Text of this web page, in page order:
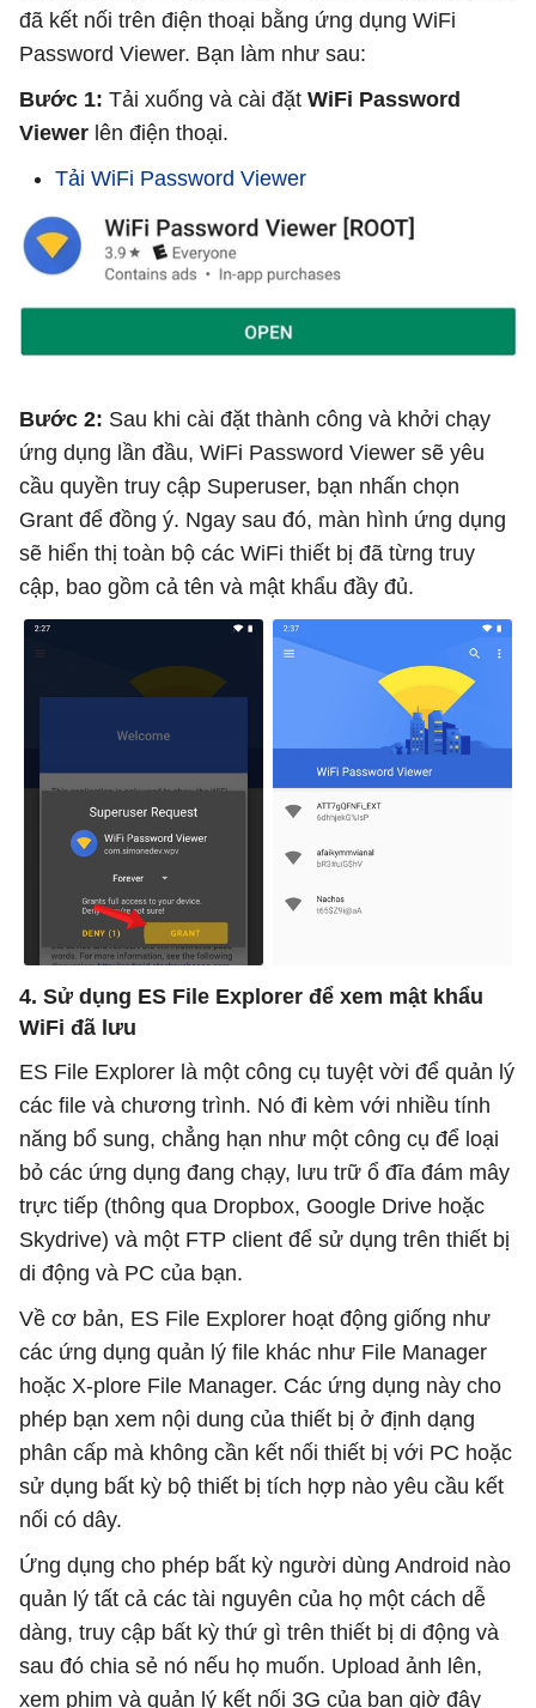
đã kết nối trên điện thoại bằng ứng dụng WiFi
Password Viewer. Bạn làm như sau:
Bước 1: Tải xuống và cài đặt WiFi Password
Viewer lên điện thoại.
Tải WiFi Password Viewer
Bước 2: Sau khi cài đặt thành công và khởi chạy
ứng dụng lần đầu, WiFi Password Viewer sẽ yêu
cầu quyền truy cập Superuser, bạn nhấn chọn
Grant để đồng ý. Ngay sau đó, màn hình ứng dụng
sẽ hiển thị toàn bộ các WiFi thiết bị đã từng truy
cập, bao gồm cả tên và mật khẩu đầy đủ.
4. Sử dụng ES File Explorer để xem mật khẩu
WiFi đã lưu
ES File Explorer là một công cụ tuyệt vời để quản lý
các file và chương trình. Nó đi kèm với nhiều tính
năng bổ sung, chẳng hạn như một công cụ để loại
bỏ các ứng dụng đang chạy, lưu trữ ổ đĩa đám mây
trực tiếp (thông qua Dropbox, Google Drive hoặc
Skydrive) và một FTP client để sử dụng trên thiết bị
di động và PC của bạn.
Về cơ bản, ES File Explorer hoạt động giống như
các ứng dụng quản lý file khác như File Manager
hoặc X-plore File Manager. Các ứng dụng này cho
phép bạn xem nội dung của thiết bị ở định dạng
phân cấp mà không cần kết nối thiết bị với PC hoặc
sử dụng bất kỳ bộ thiết bị tích hợp nào yêu cầu kết
nối có dây.
Ứng dụng cho phép bất kỳ người dùng Android nào
quản lý tất cả các tài nguyên của họ một cách dễ
dàng, truy cập bất kỳ thứ gì trên thiết bị di động và
sau đó chia sẻ nó nếu họ muốn. Upload ảnh lên,
xem phim và quản lý kết nối 3G của bạn giờ đây